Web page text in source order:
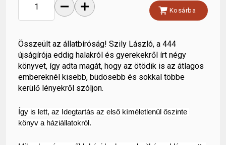
remove add shopping_cart Kosárba
Összeült az állatbíróság! Szily László, a 444
újságírója eddig halakról és gyerekekről írt négy
könyvet, így adta magát, hogy az ötödik is az átlagos
embereknél kisebb, büdösebb és sokkal többe
kerülő lényekről szóljon.
Így is lett, az Idegtartás az első kíméletlenül őszinte
könyv a háziállatokról.